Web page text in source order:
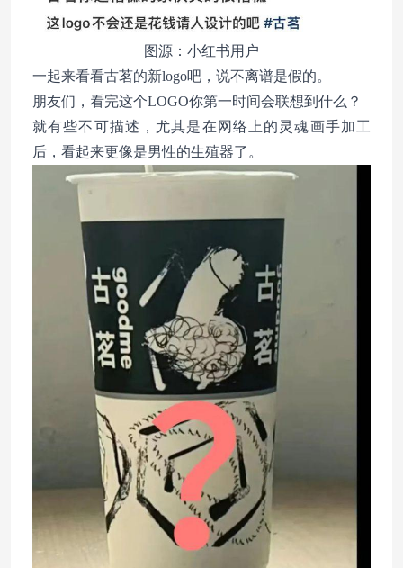
图源：小红书用户
一起来看看古茗的新logo吧，说不离谱是假的。
朋友们，看完这个LOGO你第一时间会联想到什么？
就有些不可描述，尤其是在网络上的灵魂画手加工
后，看起来更像是男性的生殖器了。